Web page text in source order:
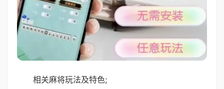
相关麻将玩法及特色;